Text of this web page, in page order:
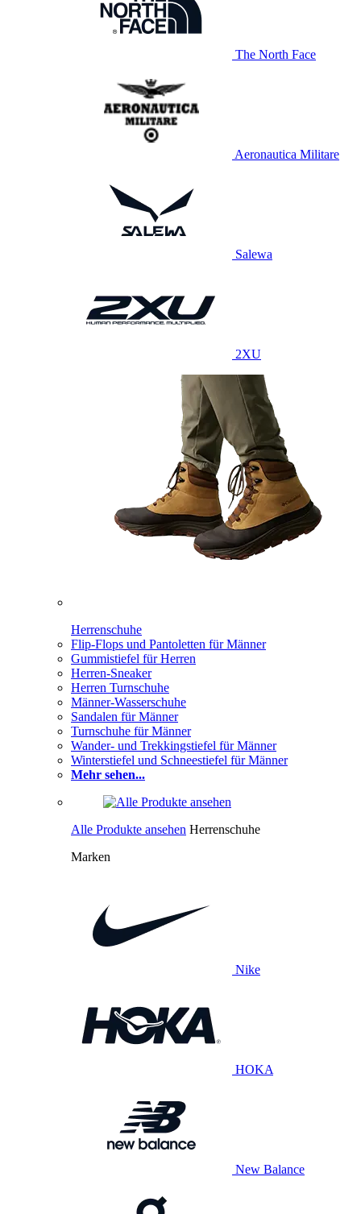
The North Face
Aeronautica Militare
Salewa
2XU
Herrenschuhe
Flip-Flops und Pantoletten für Männer
Gummistiefel für Herren
Herren-Sneaker
Herren Turnschuhe
Männer-Wasserschuhe
Sandalen für Männer
Turnschuhe für Männer
Wander- und Trekkingstiefel für Männer
Winterstiefel und Schneestiefel für Männer
Mehr sehen...
Alle Produkte ansehen Herrenschuhe
Marken
Nike
HOKA
New Balance